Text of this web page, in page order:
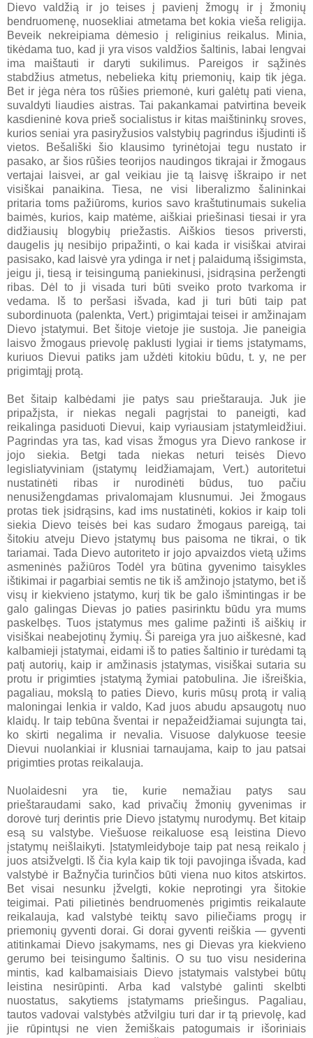
Dievo valdžią ir jo teises į pavienį žmogų ir į žmonių
bendruomenę, nuosekliai atmetama bet kokia vieša religija.
Beveik nekreipiama dėmesio į religinius reikalus. Minia,
tikėdama tuo, kad ji yra visos valdžios šaltinis, labai lengvai
ima maištauti ir daryti sukilimus. Pareigos ir sąžinės
stabdžius atmetus, nebelieka kitų priemonių, kaip tik jėga.
Bet ir jėga nėra tos rūšies priemonė, kuri galėtų pati viena,
suvaldyti liaudies aistras. Tai pakankamai patvirtina beveik
kasdieninė kova prieš socialistus ir kitas maištininkų sroves,
kurios seniai yra pasiryžusios valstybių pagrindus išjudinti iš
vietos. Bešališki šio klausimo tyrinėtojai tegu nustato ir
pasako, ar šios rūšies teorijos naudingos tikrajai ir žmogaus
vertajai laisvei, ar gal veikiau jie tą laisvę iškraipo ir net
visiškai panaikina. Tiesa, ne visi liberalizmo šalininkai
pritaria toms pažiūroms, kurios savo kraštutinumais sukelia
baimės, kurios, kaip matėme, aiškiai priešinasi tiesai ir yra
didžiausių blogybių priežastis. Aiškios tiesos priversti,
daugelis jų nesibijo pripažinti, o kai kada ir visiškai atvirai
pasisako, kad laisvė yra ydinga ir net į palaidumą išsigimsta,
jeigu ji, tiesą ir teisingumą paniekinusi, įsidrąsina peržengti
ribas. Dėl to ji visada turi būti sveiko proto tvarkoma ir
vedama. Iš to peršasi išvada, kad ji turi būti taip pat
subordinuota (palenkta, Vert.) prigimtajai teisei ir amžinajam
Dievo įstatymui. Bet šitoje vietoje jie sustoja. Jie paneigia
laisvo žmogaus prievolę paklusti lygiai ir tiems įstatymams,
kuriuos Dievui patiks jam uždėti kitokiu būdu, t. y, ne per
prigimtąjį protą.
Bet šitaip kalbėdami jie patys sau prieštarauja. Juk jie
pripažįsta, ir niekas negali pagrįstai to paneigti, kad
reikalinga pasiduoti Dievui, kaip vyriausiam įstatymleidžiui.
Pagrindas yra tas, kad visas žmogus yra Dievo rankose ir
jojo siekia. Betgi tada niekas neturi teisės Dievo
legisliatyviniam (įstatymų leidžiamajam, Vert.) autoritetui
nustatinėti ribas ir nurodinėti būdus, tuo pačiu
nenusižengdamas privalomajam klusnumui. Jei žmogaus
protas tiek įsidrąsins, kad ims nustatinėti, kokios ir kaip toli
siekia Dievo teisės bei kas sudaro žmogaus pareigą, tai
šitokiu atveju Dievo įstatymų bus paisoma ne tikrai, o tik
tariamai. Tada Dievo autoriteto ir jojo apvaizdos vietą užims
asmeninės pažiūros Todėl yra būtina gyvenimo taisykles
ištikimai ir pagarbiai semtis ne tik iš amžinojo įstatymo, bet iš
visų ir kiekvieno įstatymo, kurį tik be galo išmintingas ir be
galo galingas Dievas jo paties pasirinktu būdu yra mums
paskelbęs. Tuos įstatymus mes galime pažinti iš aiškių ir
visiškai neabejotinų žymių. Ši pareiga yra juo aiškesnė, kad
kalbamieji įstatymai, eidami iš to paties šaltinio ir turėdami tą
patį autorių, kaip ir amžinasis įstatymas, visiškai sutaria su
protu ir prigimties įstatymą žymiai patobulina. Jie išreiškia,
pagaliau, mokslą to paties Dievo, kuris mūsų protą ir valią
maloningai lenkia ir valdo, Kad juos abudu apsaugotų nuo
klaidų. Ir taip tebūna šventai ir nepažeidžiamai sujungta tai,
ko skirti negalima ir nevalia. Visuose dalykuose teesie
Dievui nuolankiai ir klusniai tarnaujama, kaip to jau patsai
prigimties protas reikalauja.
Nuolaidesni yra tie, kurie nemažiau patys sau
prieštaraudami sako, kad privačių žmonių gyvenimas ir
dorovė turį derintis prie Dievo įstatymų nurodymų. Bet kitaip
esą su valstybe. Viešuose reikaluose esą leistina Dievo
įstatymų neišlaikyti. Įstatymleidyboje taip pat nesą reikalo į
juos atsižvelgti. Iš čia kyla kaip tik toji pavojinga išvada, kad
valstybė ir Bažnyčia turinčios būti viena nuo kitos atskirtos.
Bet visai nesunku įžvelgti, kokie neprotingi yra šitokie
teigimai. Pati pilietinės bendruomenės prigimtis reikalaute
reikalauja, kad valstybė teiktų savo piliečiams progų ir
priemonių gyventi dorai. Gi dorai gyventi reiškia — gyventi
atitinkamai Dievo įsakymams, nes gi Dievas yra kiekvieno
gerumo bei teisingumo šaltinis. O su tuo visu nesiderina
mintis, kad kalbamaisiais Dievo įstatymais valstybei būtų
leistina nesirūpinti. Arba kad valstybė galinti skelbti
nuostatus, sakytiems įstatymams priešingus. Pagaliau,
tautos vadovai valstybės atžvilgiu turi dar ir tą prievolę, kad
jie rūpintųsi ne vien žemiškais patogumais ir išoriniais